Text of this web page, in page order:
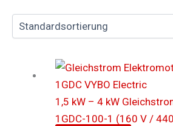
1,5 kW – 4 kW
1GDC-100-1 (160 V /